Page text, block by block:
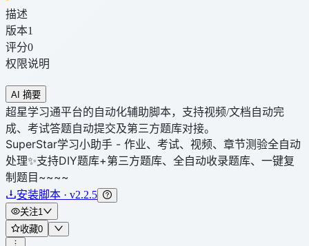
描述
版本1
评分0
权限说明
AI 摘要
超星学习通平台的自动化辅助脚本，支持视频/文档自动完
成、考试答题自动提交及第三方题库对接。
SuperStar学习小助手 - 作业、考试、视频、章节测验全自动
处理✨支持DIY题库+第三方题库、全自动收录题库、一键复
制题目~~~~
安装脚本 · v2.2.5
关注1
收藏0